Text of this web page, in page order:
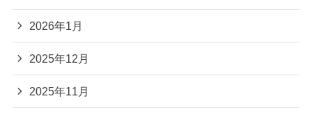
2026年1月
2025年12月
2025年11月